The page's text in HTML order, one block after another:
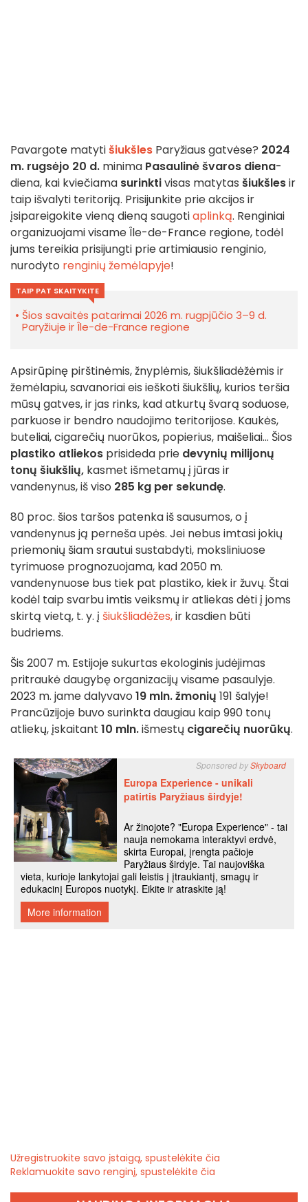
Pavargote matytišiukšles Paryžiaus gatvėse? 2024
m. rugsėjo 20 d. minima Pasaulinė švaros diena-
diena, kai kviečiama surinktivisas matytas šiukšlesir
taip išvalyti teritoriją. Prisijunkite prie akcijos ir
įsipareigokite vieną dieną saugotiaplinką. Renginiai
organizuojami visame Île-de-France regione, todėl
jums tereikia prisijungti prie artimiausio renginio,
nurodyto renginių žemėlapyje!
TAIP PAT SKAITYKITE
Šios savaitės patarimai 2026 m. rugpjūčio 3–9 d.
Paryžiuje ir Île-de-France regione
Apsirūpinę pirštinėmis, žnyplėmis, šiukšliadėžėmis ir
žemėlapiu, savanoriai eis ieškoti šiukšlių, kurios teršia
mūsų gatves, ir jas rinks, kad atkurtų švarą soduose,
parkuose ir bendro naudojimo teritorijose. Kaukės,
buteliai, cigarečių nuorūkos, popierius, maišeliai... Šios
plastiko atliekos prisideda prie devynių milijonų
tonų šiukšlių, kasmet išmetamų į jūras ir
vandenynus, iš viso 285 kg per sekundę.
80 proc. šios taršos patenka iš sausumos, o į
vandenynus ją perneša upės. Jei nebus imtasi jokių
priemonių šiam srautui sustabdyti, moksliniuose
tyrimuose prognozuojama, kad 2050 m.
vandenynuose bus tiek pat plastiko, kiek ir žuvų. Štai
kodėl taip svarbu imtis veiksmų ir atliekas dėti į joms
skirtą vietą, t. y. į šiukšliadėžes,ir kasdien būti
budriems.
Šis 2007 m. Estijoje sukurtas ekologinis judėjimas
pritraukė daugybę organizacijų visame pasaulyje.
2023 m. jame dalyvavo 19 mln. žmonių 191 šalyje!
Prancūzijoje buvo surinkta daugiau kaip 990 tonų
atliekų, įskaitant 10 mln.išmestų cigarečių nuorūkų.
Užregistruokite savo įstaigą, spustelėkite čia
Reklamuokite savo renginį, spustelėkite čia